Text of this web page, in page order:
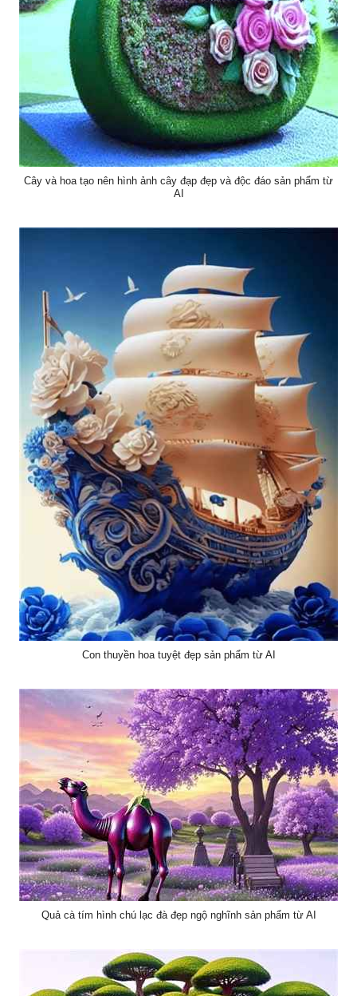
Cây và hoa tạo nên hình ảnh cây đạp đẹp và độc đáo sản phẩm từ
AI
Con thuyền hoa tuyệt đẹp sản phẩm từ AI
Quả cà tím hình chú lạc đà đẹp ngộ nghĩnh sản phẩm từ AI